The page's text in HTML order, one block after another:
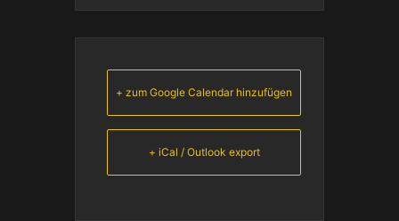
+ zum Google Calendar hinzufügen
+ iCal / Outlook export